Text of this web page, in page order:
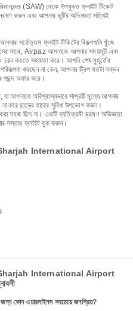
(SAW) থেকে উপযুক্ত ফ্লাইট টিকেট
করুন এবং আপনার ছুটির অভিজ্ঞতা সত্যিই
সর্বোত্তম ফ্লাইট টিকিটের বিকল্পগুলি খুঁজে
সাথে, Airpaz আপনাকে আপনার সময়সূচী এবং
চয়ন করতে সহায়তা করে। আপনি শেষ মুহূর্তের
করছেন না কেন, আপনার ট্রিপ যতটা সম্ভব
পছন্দ অফার করে।
আপনাকে অবিশ্বাস্যভাবে সাশ্রয়ী মূল্যে আপনার
করে ছাড়ের হারের সুবিধা উপভোগ করুন।
সহজ ছিল না। একটি ব্যতিক্রমী ভ্রমণ অভিজ্ঞতা
সস্তার ফ্লাইট বুক করুন।
Sharjah International Airport
Sharjah International Airport
জন্য কোন এয়ারলাইনস সবচেয়ে জনপ্রিয়?